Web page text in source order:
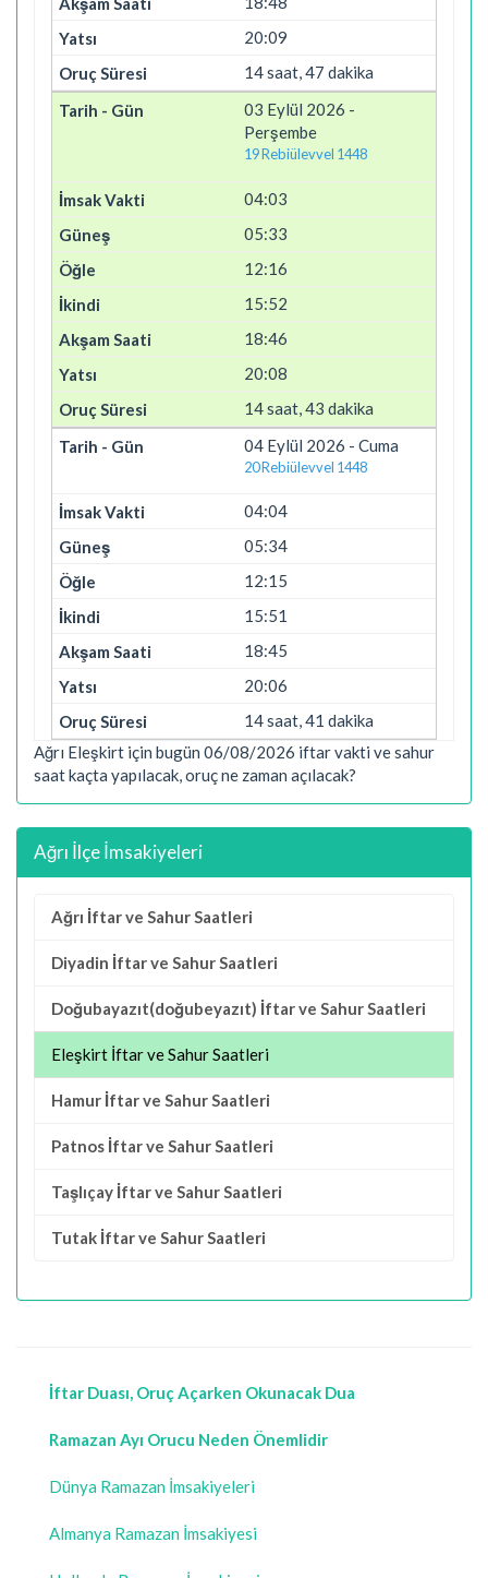
20:09
14 saat, 47 dakika
03 Eylül 2026 -
Perşembe
19 Rebiülevvel 1448
04:03
05:33
12:16
15:52
18:46
20:08
14 saat, 43 dakika
04 Eylül 2026 - Cuma
20 Rebiülevvel 1448
04:04
05:34
12:15
15:51
18:45
20:06
14 saat, 41 dakika
Ağrı Eleşkirt için bugün 06/08/2026 iftar vakti ve sahur
saat kaçta yapılacak, oruç ne zaman açılacak?
Ağrı İlçe İmsakiyeleri
Ağrı İftar ve Sahur Saatleri
Diyadin İftar ve Sahur Saatleri
Doğubayazıt(doğubeyazıt) İftar ve Sahur Saatleri
Eleşkirt İftar ve Sahur Saatleri
Hamur İftar ve Sahur Saatleri
Patnos İftar ve Sahur Saatleri
Taşlıçay İftar ve Sahur Saatleri
Tutak İftar ve Sahur Saatleri
İftar Duası, Oruç Açarken Okunacak Dua
Ramazan Ayı Orucu Neden Önemlidir
Dünya Ramazan İmsakiyeleri
Almanya Ramazan İmsakiyesi